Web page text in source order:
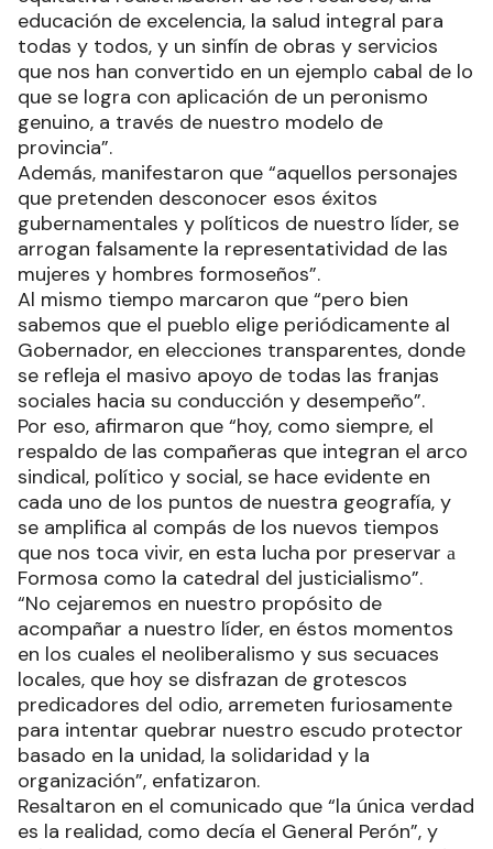
educación de excelencia, la salud integral para
todas y todos, y un sinfín de obras y servicios
que nos han convertido en un ejemplo cabal de lo
que se logra con aplicación de un peronismo
genuino, a través de nuestro modelo de
provincia”.
Además, manifestaron que “aquellos personajes
que pretenden desconocer esos éxitos
gubernamentales y políticos de nuestro líder, se
arrogan falsamente la representatividad de las
mujeres y hombres formoseños”.
Al mismo tiempo marcaron que “pero bien
sabemos que el pueblo elige periódicamente al
Gobernador, en elecciones transparentes, donde
se refleja el masivo apoyo de todas las franjas
sociales hacia su conducción y desempeño”.
Por eso, afirmaron que “hoy, como siempre, el
respaldo de las compañeras que integran el arco
sindical, político y social, se hace evidente en
cada uno de los puntos de nuestra geografía, y
se amplifica al compás de los nuevos tiempos
que nos toca vivir, en esta lucha por preservar а
Formosa como la catedral del justicialismo”.
“No cejaremos en nuestro propósito de
acompañar a nuestro líder, en éstos momentos
en los cuales el neoliberalismo y sus secuaces
locales, que hoy se disfrazan de grotescos
predicadores del odio, arremeten furiosamente
para intentar quebrar nuestro escudo protector
basado en la unidad, la solidaridad y la
organización”, enfatizaron.
Resaltaron en el comunicado que “la única verdad
es la realidad, como decía el General Perón”, y